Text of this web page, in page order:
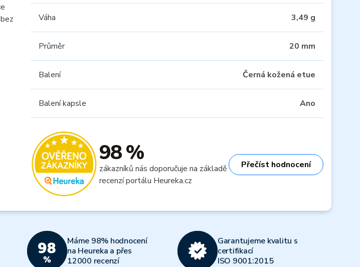
Váha 3,49 g
Průměr 20 mm
Balení Černá kožená etue
Balení kapsle Ano
98 %
zákazníků nás doporučuje na základě
recenzí portálu Heureka.cz
Přečíst hodnocení
Máme 98% hodnocení
na Heureka a přes
12000 recenzí
Garantujeme kvalitu s
certifikací
ISO 9001:2015